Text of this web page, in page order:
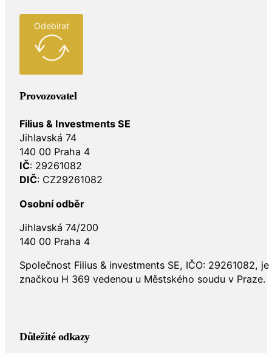
Odebírat
Provozovatel
Filius & Investments SE
Jihlavská 74
140 00 Praha 4
IČ: 29261082
DIČ: CZ29261082
Osobní odběr
Jihlavská 74/200
140 00 Praha 4
Společnost Filius & investments SE, IČO: 29261082,
značkou H 369 vedenou u Městského soudu v Praze.
Důležité odkazy